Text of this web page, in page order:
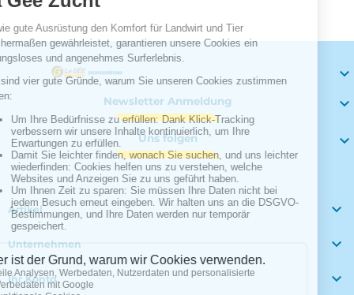

Newsletter Anmeldung 
Uns folgen 
Artikel 
Unternehmen 
Ihr Konto 